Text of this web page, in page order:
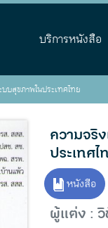
บริการหนังสือ
บสุขภาพในประเทศไทย
ความจริ
ประเทศไ
หนังสือ
ผู้แต่ง :